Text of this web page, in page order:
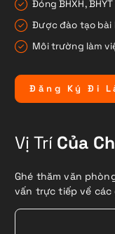
Đóng BHXH,
Được đào tạo bài
Môi trường làm
Đ ă n g Ký Đ i L
Vị TríCủa
Ghé thăm văn
vấn trực tiếp về các